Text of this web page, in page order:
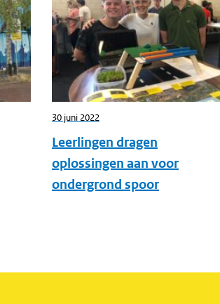
30 juni 2022
Leerlingen dragen
oplossingen aan voor
ondergrond spoor